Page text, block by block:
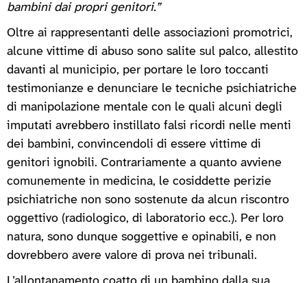
bambini dai propri genitori.”
Oltre ai rappresentanti delle associazioni promotrici,
alcune vittime di abuso sono salite sul palco, allestito
davanti al municipio, per portare le loro toccanti
testimonianze e denunciare le tecniche psichiatriche
di manipolazione mentale con le quali alcuni degli
imputati avrebbero instillato falsi ricordi nelle menti
dei bambini, convincendoli di essere vittime di
genitori ignobili. Contrariamente a quanto avviene
comunemente in medicina, le cosiddette perizie
psichiatriche non sono sostenute da alcun riscontro
oggettivo (radiologico, di laboratorio ecc.). Per loro
natura, sono dunque soggettive e opinabili, e non
dovrebbero avere valore di prova nei tribunali.